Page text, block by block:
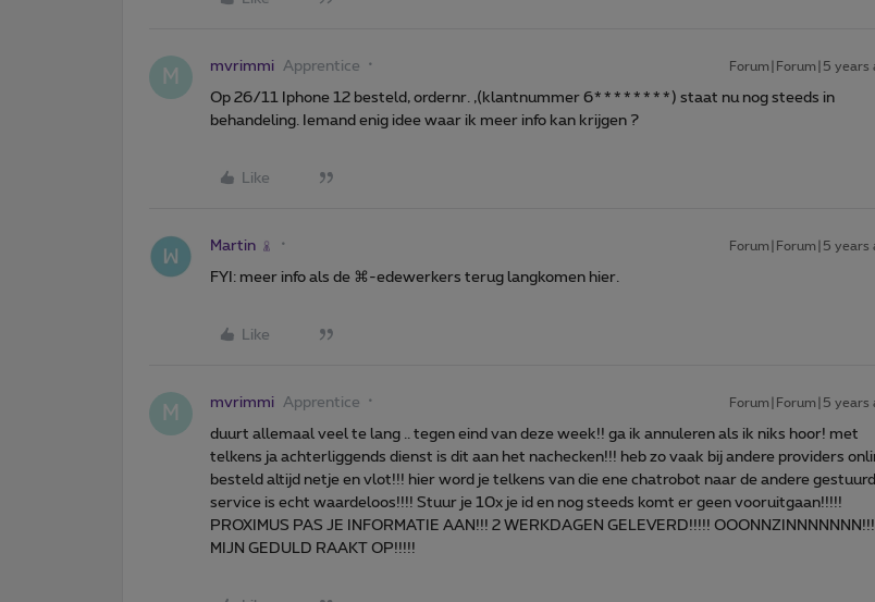
M mvrimmi Apprentice Forum|Forum|5 years
Op 26/11 Iphone 12 besteld, ordernr. ,(klantnummer 6********) staat nu nog steeds in
behandeling. Iemand enig idee waar ik meer info kan krijgen ?
Like
Martin Forum|Forum|5 years
FYI: meer info als de ⌘-edewerkers terug langkomen hier.
Like
M mvrimmi Apprentice Forum|Forum|5 years
duurt allemaal veel te lang .. tegen eind van deze week!! ga ik annuleren als ik niks hoor! met
telkens ja achterliggends dienst is dit aan het nachecken!!! heb zo vaak bij andere providers
besteld altijd netje en vlot!!! hier word je telkens van die ene chatrobot naar de andere
service is echt waardeloos!!!! Stuur je 10x je id en nog steeds komt er geen vooruitgaan!!!!!
PROXIMUS PAS JE INFORMATIE AAN!!! 2 WERKDAGEN GELEVERD!!!!!
MIJN GEDULD RAAKT OP!!!!!